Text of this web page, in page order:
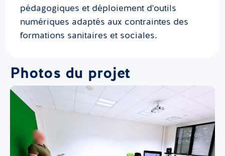
pédagogiques et déploiement d'outils
numériques adaptés aux contraintes des
formations sanitaires et sociales.
Photos du projet